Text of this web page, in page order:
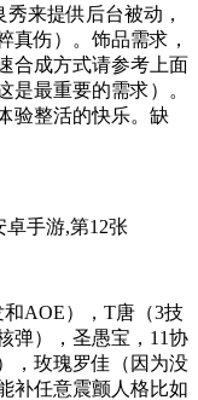
来提供后台被动，
真伤）。饰品需求，
合成方式请参考上面
是最重要的需求）。
验整活的快乐。缺
AOE），T唐（3技
弹），圣愚宝，11协
，玫瑰罗佳（因为没
补任意震颤人格比如